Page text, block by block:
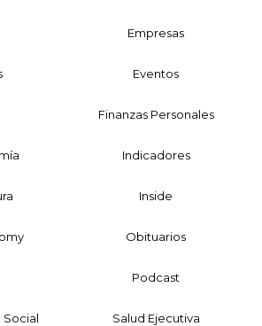
Empresas
Eventos
Finanzas Personales
Indicadores
Inside
Obituarios
Podcast
Social Salud Ejecutiva